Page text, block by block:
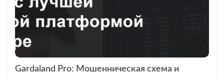
Gardaland Pro: Мошенническая схема и